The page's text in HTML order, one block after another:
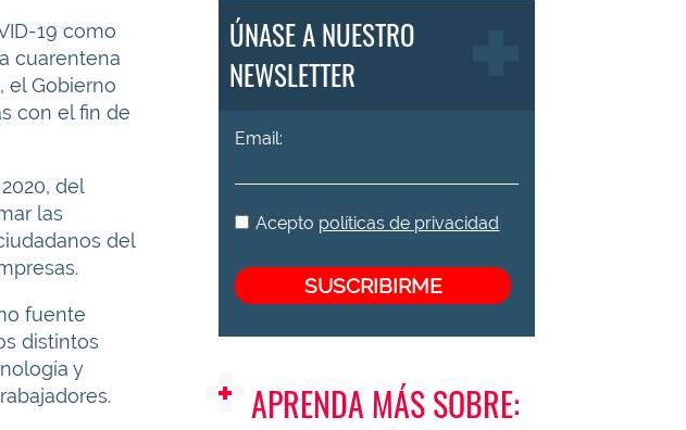
19 como
cuarentena
el Gobierno
con el fin de
del
las
del
fuente
distintos
y
ÚNASE A NUESTRO
NEWSLETTER
Email:
Acepto políticas de privacidad
APRENDA MÁS SOBRE: